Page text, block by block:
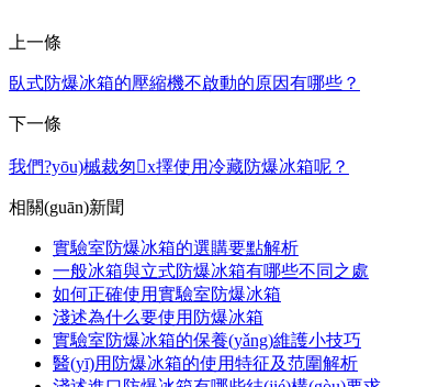
上一條
臥式防爆冰箱的壓縮機不啟動的原因有哪些？
下一條
我們?yōu)槭裁匆x擇使用冷藏防爆冰箱呢？
相關(guān)新聞
實驗室防爆冰箱的選購要點解析
一般冰箱與立式防爆冰箱有哪些不同之處
如何正確使用實驗室防爆冰箱
淺述為什么要使用防爆冰箱
實驗室防爆冰箱的保養(yǎng)維護小技巧
醫(yī)用防爆冰箱的使用特征及范圍解析